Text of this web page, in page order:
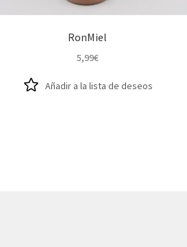
RonMiel
5,99€
Añadir a la lista de deseos